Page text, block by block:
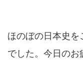
ほのぼの日本史を
でした。今日のお